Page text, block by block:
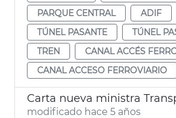
PARQUE CENTRAL
ADIF
TÚNEL PASANTE
TÚNEL
TREN
CANAL ACCÉS
CANAL ACCESO FERROVIARIO
Carta nueva ministra
modificado hace 5 años